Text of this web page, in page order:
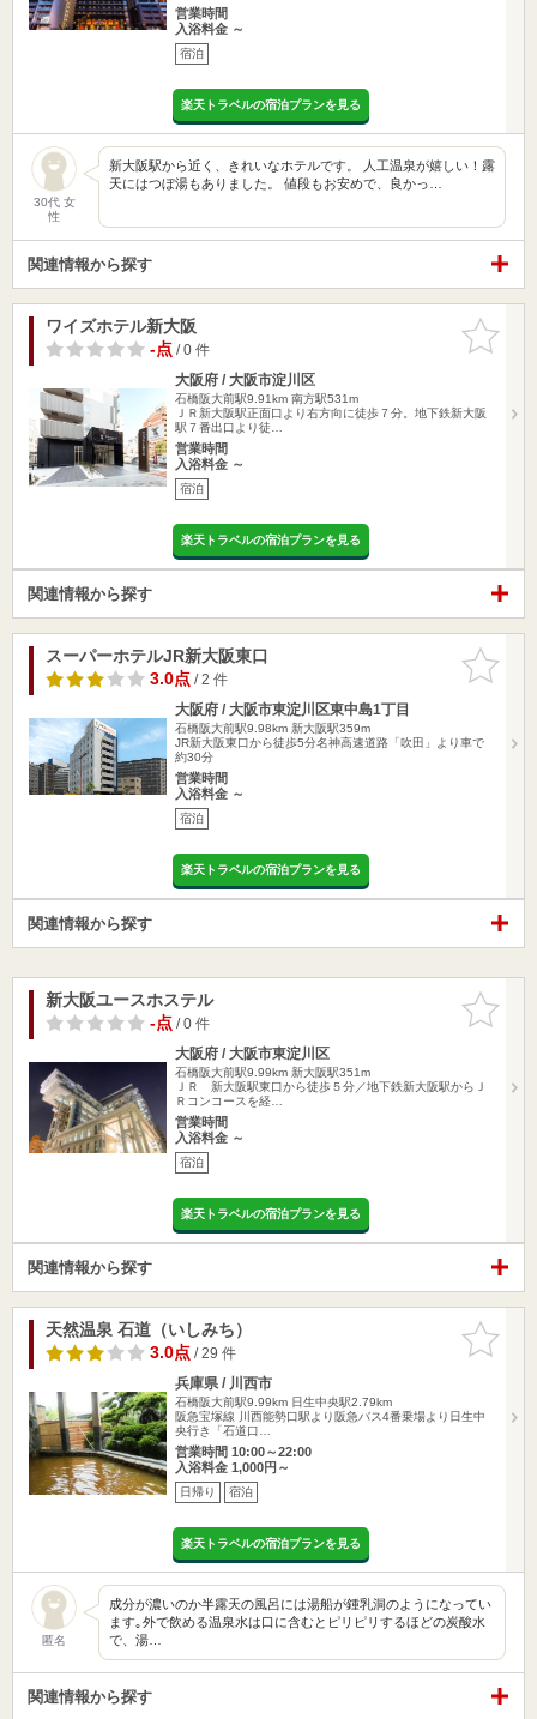
営業時間
入浴料金 ～
宿泊
楽天トラベルの宿泊プランを見る
30代 女
性
新大阪駅から近く、きれいなホテルです。 人工温泉が嬉しい！露
天にはつぼ湯もありました。 値段もお安めで、良かっ…
関連情報から探す
お気に入
りに追加
ワイズホテル新大阪
-点/ 0 件
大阪府 / 大阪市淀川区
石橋阪大前駅9.91km 南方駅531m
ＪＲ新大阪駅正面口より右方向に徒歩７分。地下鉄新大阪
駅７番出口より徒…
営業時間
入浴料金 ～
宿泊
楽天トラベルの宿泊プランを見る
関連情報から探す
お気に入
りに追加
スーパーホテルJR新大阪東口
3.0点/ 2 件
大阪府 / 大阪市東淀川区東中島1丁目
石橋阪大前駅9.98km 新大阪駅359m
JR新大阪東口から徒歩5分名神高速道路「吹田」より車で
約30分
営業時間
入浴料金 ～
宿泊
楽天トラベルの宿泊プランを見る
関連情報から探す
お気に入
りに追加
新大阪ユースホステル
-点/ 0 件
大阪府 / 大阪市東淀川区
石橋阪大前駅9.99km 新大阪駅351m
ＪＲ 新大阪駅東口から徒歩５分／地下鉄新大阪駅からＪ
Ｒコンコースを経…
営業時間
入浴料金 ～
宿泊
楽天トラベルの宿泊プランを見る
関連情報から探す
お気に入
りに追加
天然温泉 石道（いしみち）
3.0点/ 29 件
兵庫県 / 川西市
石橋阪大前駅9.99km 日生中央駅2.79km
阪急宝塚線 川西能勢口駅より阪急バス4番乗場より日生中
央行き「石道口…
営業時間 10:00～22:00
入浴料金 1,000円～
日帰り 宿泊
楽天トラベルの宿泊プランを見る
匿名
成分が濃いのか半露天の風呂には湯船が鍾乳洞のようになってい
ます｡外で飲める温泉水は口に含むとピリピリするほどの炭酸水
で、湯…
関連情報から探す